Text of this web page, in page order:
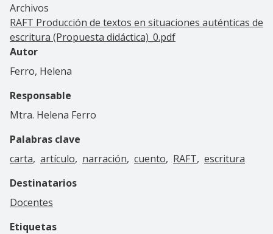
Archivos
RAFT Producción de textos en situaciones auténticas de
escritura (Propuesta didáctica)_0.pdf
Autor
Ferro, Helena
Responsable
Mtra. Helena Ferro
Palabras clave
carta artículo narración cuento RAFT escritura
Destinatarios
Docentes
Etiquetas